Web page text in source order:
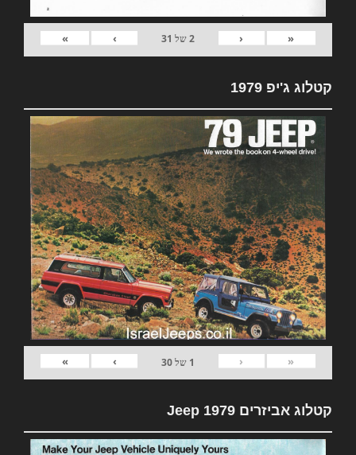
«
‹
2של 31
›
»
קטלוג ג'יפ 1979
«
‹
1 של30
›
»
קטלוג אביזרים 1979 Jeep